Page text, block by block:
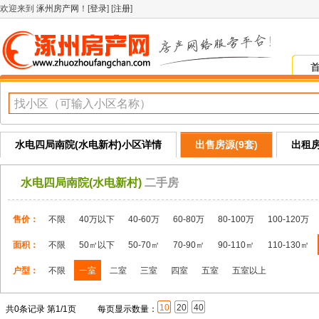
欢迎来到 涿州房产网 ！[登录] [注册]
水电四局南院(水电新村)小区详情 出售房源(9套) 出租
水电四局南院(水电新村) 二手房
售价： 不限 40万以下 40-60万 60-80万 80-100万 100-120万
面积： 不限 50㎡以下 50-70㎡ 70-90㎡ 90-110㎡ 110-130㎡
户型： 不限 一室 二室 三室 四室 五室 五室以上
共0条记录 第1/1页 每页显示数量： 10 20 40